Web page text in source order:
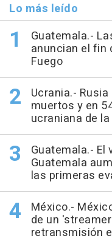
Lo más leído
Guatemala.-
anuncian el fin
Fuego
Ucrania.-
muertos y en
ucraniana de
Guatemala.- El
Guatemala
las primeras
México.-
de un
retransmisión